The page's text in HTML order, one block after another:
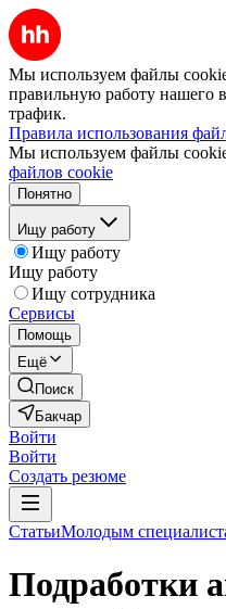
Мы используем файлы
правильную работу нашего
трафик.
Правила использования
Мы используем файлы
файлов cookie
Понятно
Ищу работу
Ищу работу
Ищу работу
Ищу сотрудника
Сервисы
Помощь
Ещё
Поиск
Бакчар
Войти
Войти
Создать резюме
СтатьиМолодым
Подработки